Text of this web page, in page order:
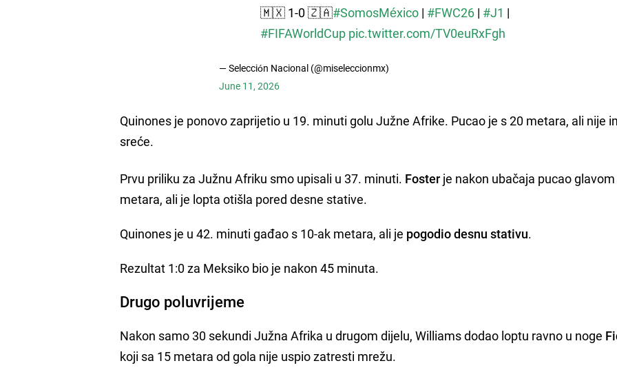
🇲🇽 1-0 🇿🇦#SomosMéxico| #FWC26| #J1 |
#FIFAWorldCup pic.twitter.com/TV0euRxFgh
— Selección Nacional (@miseleccionmx)
June 11, 2026
Quinones je ponovo zaprijetio u 19. minuti golu Južne Afrike. Pucao je s 20 metara, ali nije
sreće.
Prvu priliku za Južnu Afriku smo upisali u 37. minuti. Foster je nakon ubačaja pucao
metara, ali je lopta otišla pored desne stative.
Quinones je u 42. minuti gađao s 10-ak metara, ali je pogodio desnu stativu.
Rezultat 1:0 za Meksiko bio je nakon 45 minuta.
Drugo poluvrijeme
Nakon samo 30 sekundi Južna Afrika u drugom dijelu, Williams dodao loptu ravno u noge
koji sa 15 metara od gola nije uspio zatresti mrežu.